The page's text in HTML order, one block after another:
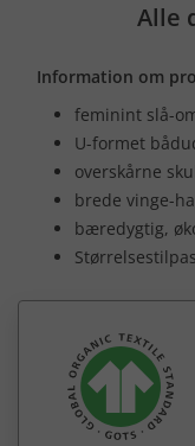
Alle
Information om
feminint slå-
U-formet
overskårne
brede vinge-
bæredygtig,